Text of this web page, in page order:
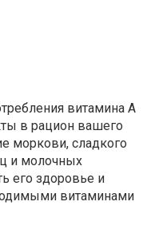
витамина A
в рацион вашего
моркови, сладкого
и молочных
его здоровье и
витаминами